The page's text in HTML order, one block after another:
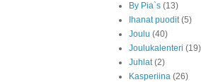
By Pia`s (13)
Ihanat puodit (5)
Joulu (40)
Joulukalenteri (19)
Juhlat (2)
Kasperiina (26)